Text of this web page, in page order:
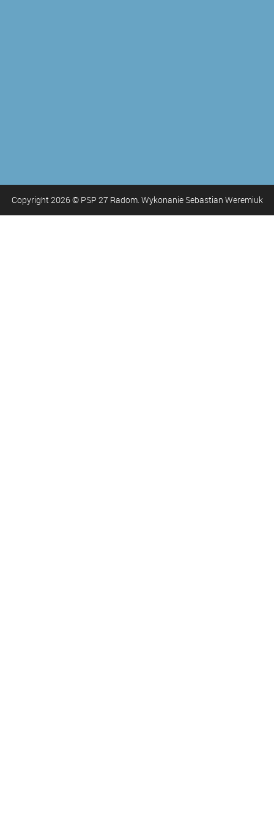
Copyright2026© PSP 27 Radom. Wykonanie Sebastian Weremiuk